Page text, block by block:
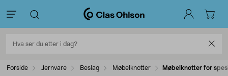
Forside Jernvare Beslag Møbelknotter Møbelknotter for